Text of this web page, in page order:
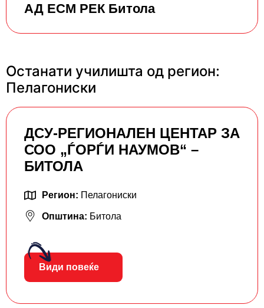
АД ЕСМ РЕК Битола
Останати училишта од регион:
Пелагониски
ДСУ-РЕГИОНАЛЕН ЦЕНТАР ЗА
СОО „ЃОРЃИ НАУМОВ“ –
БИТОЛА
Регион: Пелагониски
Општина: Битола
Види повеќе